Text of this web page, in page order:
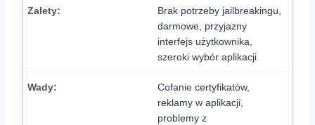
Brak potrzeby jailbreakingu,
darmowe, przyjazny
interfejs użytkownika,
szeroki wybór aplikacji
Cofanie certyfikatów,
reklamy w aplikacji,
problemy z